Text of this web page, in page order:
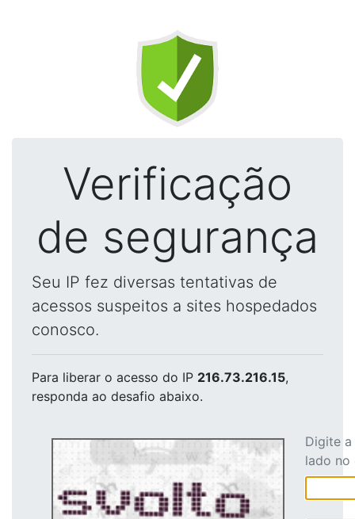
Verificação
de segurança
Seu IP fez diversas tentativas de
acessos suspeitos a sites hospedados
conosco.
Para liberar o acesso do IP 216.73.216.15,
responda ao desafio abaixo.
Digite
lado no